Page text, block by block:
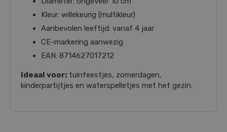
Kleur: willekeurig (multikleur)
Aanbevolen leeftijd: vanaf 4 jaar
CE-markering aanwezig
EAN: 8714627017212
Ideaal voor: tuinfeestjes, zomerdagen,
kinderpartijtjes en waterspelletjes met het gezin.